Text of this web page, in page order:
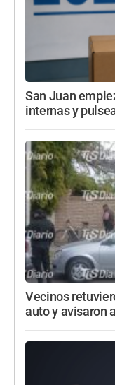
San Juan
internas y
Vecinos
auto y avisaron